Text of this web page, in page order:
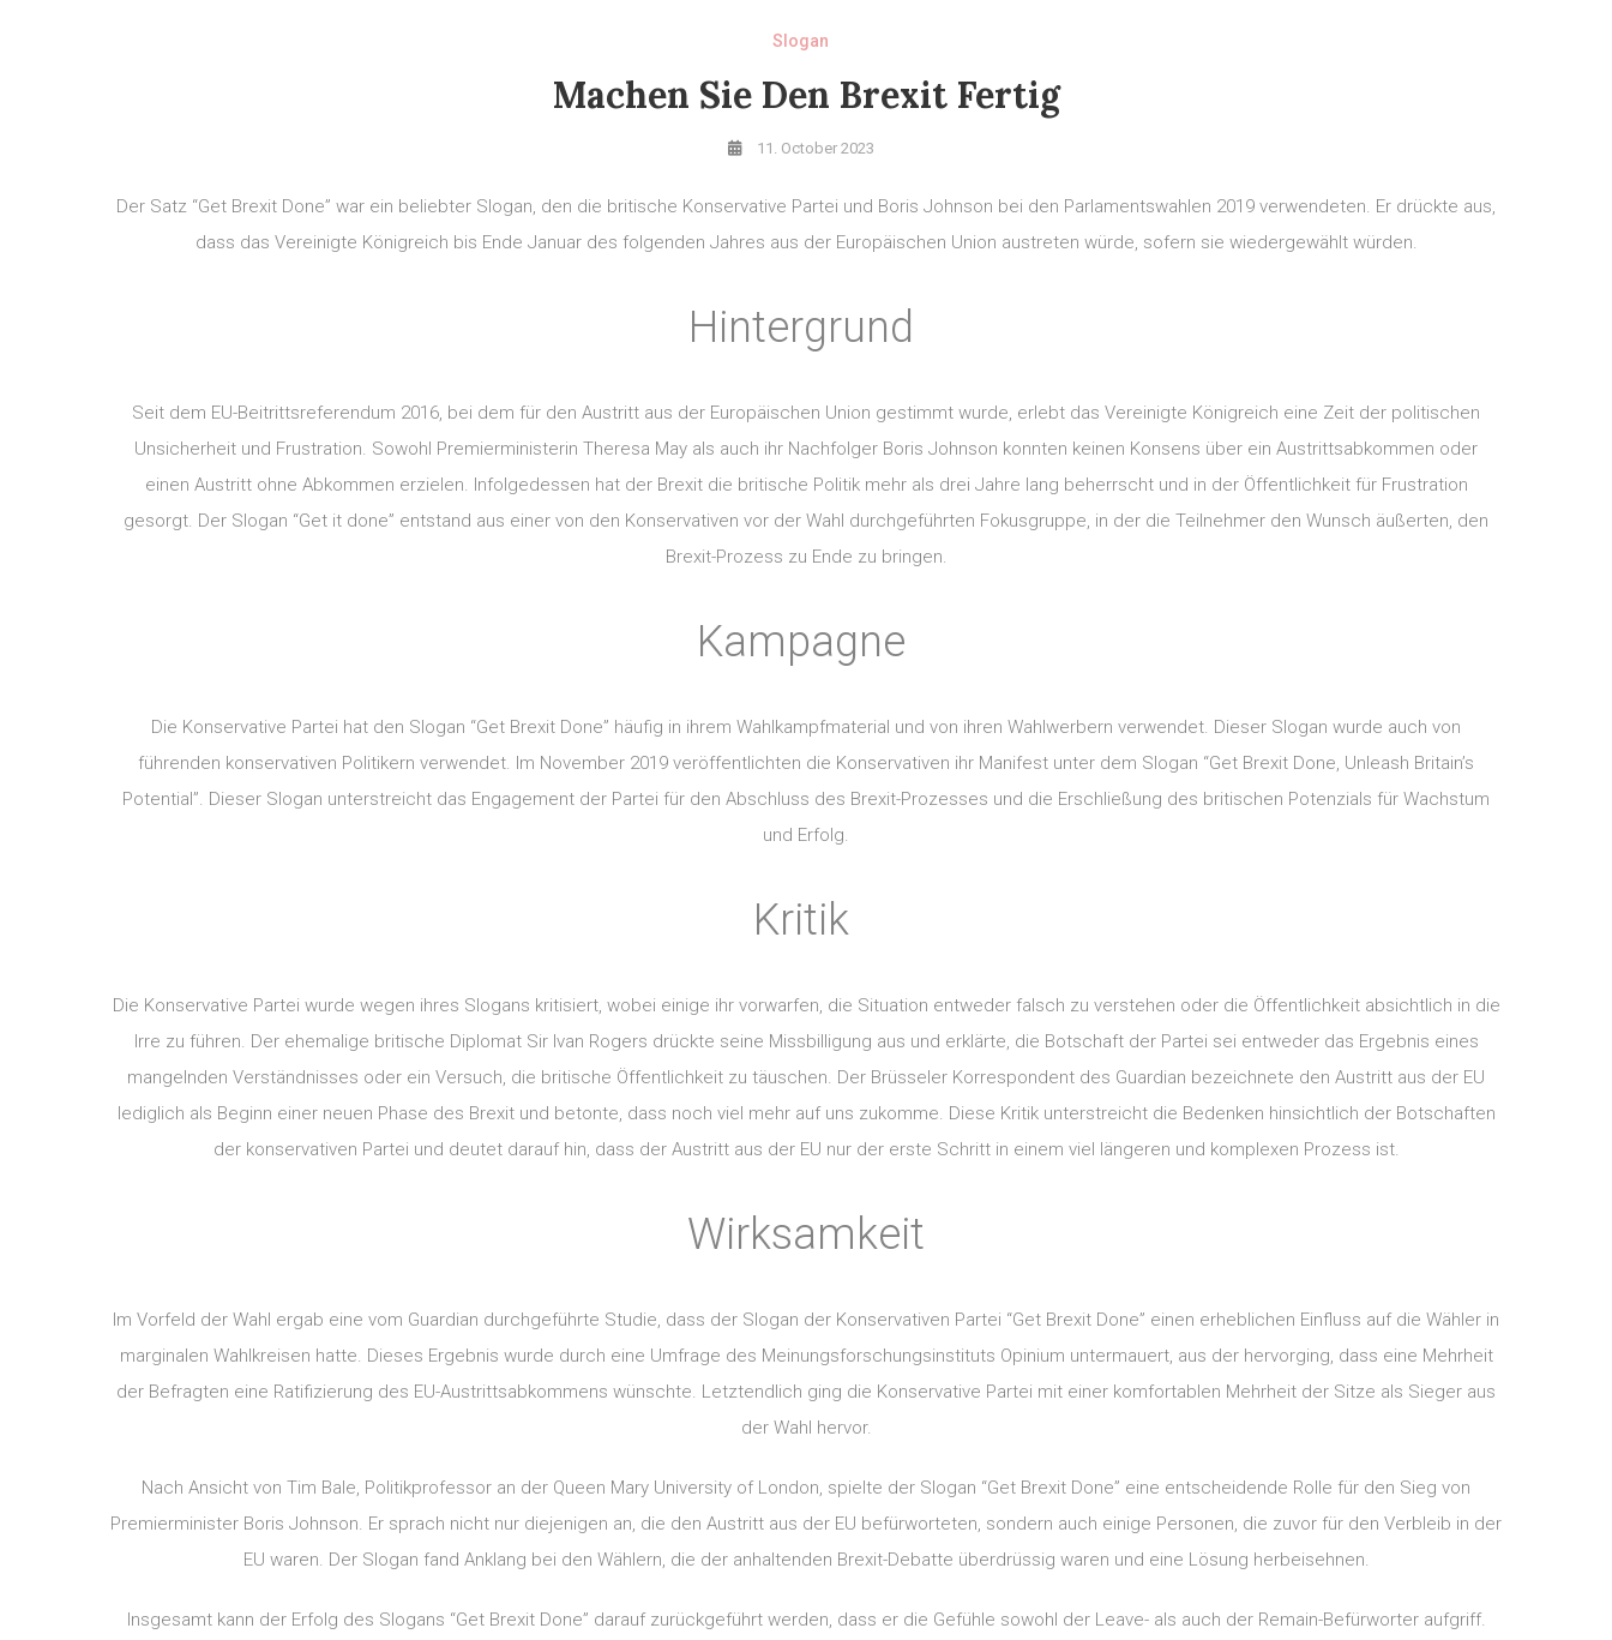
Slogan
Machen Sie Den Brexit Fertig
11. October 2023
Der Satz “Get Brexit Done” war ein beliebter Slogan, den die britische Konservative Partei und Boris Johnson bei den Parlamentswahlen 2019 verwendeten. Er drückte aus,
dass das Vereinigte Königreich bis Ende Januar des folgenden Jahres aus der Europäischen Union austreten würde, sofern sie wiedergewählt würden.
Hintergrund
Seit dem EU-Beitrittsreferendum 2016, bei dem für den Austritt aus der Europäischen Union gestimmt wurde, erlebt das Vereinigte Königreich eine Zeit der politischen
Unsicherheit und Frustration. Sowohl Premierministerin Theresa May als auch ihr Nachfolger Boris Johnson konnten keinen Konsens über ein Austrittsabkommen oder
einen Austritt ohne Abkommen erzielen. Infolgedessen hat der Brexit die britische Politik mehr als drei Jahre lang beherrscht und in der Öffentlichkeit für Frustration
gesorgt. Der Slogan “Get it done” entstand aus einer von den Konservativen vor der Wahl durchgeführten Fokusgruppe, in der die Teilnehmer den Wunsch äußerten, den
Brexit-Prozess zu Ende zu bringen.
Kampagne
Die Konservative Partei hat den Slogan “Get Brexit Done” häufig in ihrem Wahlkampfmaterial und von ihren Wahlwerbern verwendet. Dieser Slogan wurde auch von
führenden konservativen Politikern verwendet. Im November 2019 veröffentlichten die Konservativen ihr Manifest unter dem Slogan “Get Brexit Done, Unleash Britain’s
Potential”. Dieser Slogan unterstreicht das Engagement der Partei für den Abschluss des Brexit-Prozesses und die Erschließung des britischen Potenzials für Wachstum
und Erfolg.
Kritik
Die Konservative Partei wurde wegen ihres Slogans kritisiert, wobei einige ihr vorwarfen, die Situation entweder falsch zu verstehen oder die Öffentlichkeit absichtlich in die
Irre zu führen. Der ehemalige britische Diplomat Sir Ivan Rogers drückte seine Missbilligung aus und erklärte, die Botschaft der Partei sei entweder das Ergebnis eines
mangelnden Verständnisses oder ein Versuch, die britische Öffentlichkeit zu täuschen. Der Brüsseler Korrespondent des Guardian bezeichnete den Austritt aus der EU
lediglich als Beginn einer neuen Phase des Brexit und betonte, dass noch viel mehr auf uns zukomme. Diese Kritik unterstreicht die Bedenken hinsichtlich der Botschaften
der konservativen Partei und deutet darauf hin, dass der Austritt aus der EU nur der erste Schritt in einem viel längeren und komplexen Prozess ist.
Wirksamkeit
Im Vorfeld der Wahl ergab eine vom Guardian durchgeführte Studie, dass der Slogan der Konservativen Partei “Get Brexit Done” einen erheblichen Einfluss auf die Wähler in
marginalen Wahlkreisen hatte. Dieses Ergebnis wurde durch eine Umfrage des Meinungsforschungsinstituts Opinium untermauert, aus der hervorging, dass eine Mehrheit
der Befragten eine Ratifizierung des EU-Austrittsabkommens wünschte. Letztendlich ging die Konservative Partei mit einer komfortablen Mehrheit der Sitze als Sieger aus
der Wahl hervor.
Nach Ansicht von Tim Bale, Politikprofessor an der Queen Mary University of London, spielte der Slogan “Get Brexit Done” eine entscheidende Rolle für den Sieg von
Premierminister Boris Johnson. Er sprach nicht nur diejenigen an, die den Austritt aus der EU befürworteten, sondern auch einige Personen, die zuvor für den Verbleib in der
EU waren. Der Slogan fand Anklang bei den Wählern, die der anhaltenden Brexit-Debatte überdrüssig waren und eine Lösung herbeisehnen.
Insgesamt kann der Erfolg des Slogans “Get Brexit Done” darauf zurückgeführt werden, dass er die Gefühle sowohl der Leave- als auch der Remain-Befürworter aufgriff.